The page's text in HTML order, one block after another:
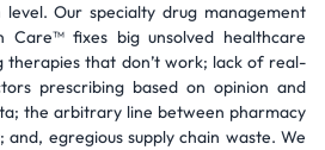
level. Our specialty drug management
Care™ fixes big unsolved healthcare
therapies that don’t work; lack of real-
prescribing based on opinion and
the arbitrary line between pharmacy
egregious supply chain waste. We